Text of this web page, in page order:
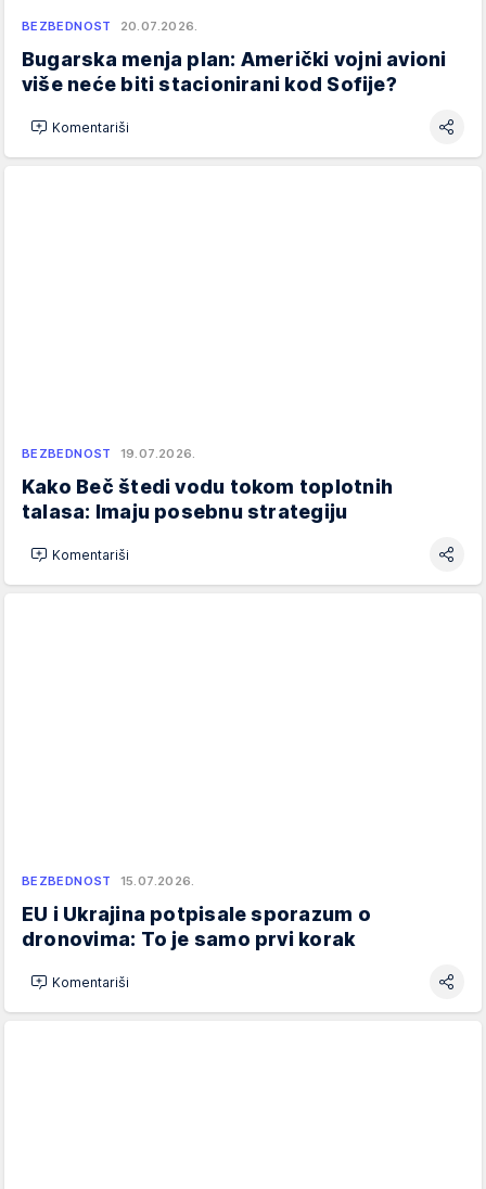
BEZBEDNOST 20.07.2026.
Bugarska menja plan: Američki vojni avioni
više neće biti stacionirani kod Sofije?
Komentariši
BEZBEDNOST 19.07.2026.
Kako Beč štedi vodu tokom toplotnih
talasa: Imaju posebnu strategiju
Komentariši
BEZBEDNOST 15.07.2026.
EU i Ukrajina potpisale sporazum o
dronovima: To je samo prvi korak
Komentariši